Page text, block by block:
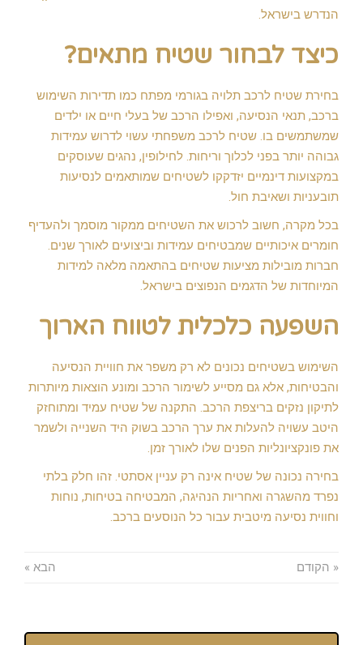
הנדרש בישראל.
כיצד לבחור שטיח מתאים?
בחירת שטיח לרכב תלויה בגורמי מפתח כמו תדירות השימוש
ברכב, תנאי הנסיעה, ואפילו הרכב של בעלי חיים או ילדים
שמשתמשים בו. שטיח לרכב משפחתי עשוי לדרוש עמידות
גבוהה יותר בפני לכלוך וריחות. לחילופין, נהגים שעוסקים
במקצועות דינמיים יזדקקו לשטיחים שמותאמים לנסיעות
תובעניות ושאיבת חול.
בכל מקרה, חשוב לרכוש את השטיחים ממקור מוסמך ולהעדיף
חומרים איכותיים שמבטיחים עמידות וביצועים לאורך שנים.
חברות מובילות מציעות שטיחים בהתאמה מלאה למידות
המיוחדות של הדגמים הנפוצים בישראל.
השפעה כלכלית לטווח הארוך
השימוש בשטיחים נכונים לא רק משפר את חוויית הנסיעה
והבטיחות, אלא גם מסייע לשימור הרכב ומונע הוצאות מיותרות
לתיקון נזקים בריצפת הרכב. התקנה של שטיח עמיד ומתוחזק
היטב עשויה להעלות את ערך הרכב בשוק היד השנייה ולשמר
את פונקציונליות הפנים שלו לאורך זמן.
בחירה נכונה של שטיח אינה רק עניין אסתטי. זהו חלק בלתי
נפרד מהשגרה ואחריות הנהיגה, המבטיחה בטיחות, נוחות
וחווית נסיעה מיטבית עבור כל הנוסעים ברכב.
« הקודם הבא »